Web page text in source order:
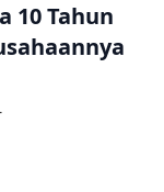
10 Tahun